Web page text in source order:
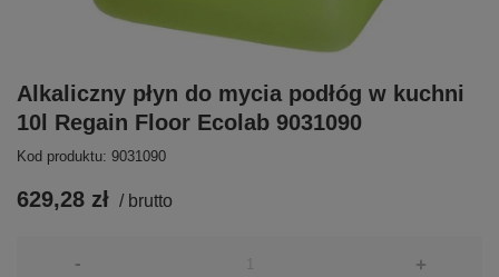
Alkaliczny płyn do mycia podłóg w kuchni
10l Regain Floor Ecolab 9031090
Kod produktu: 9031090
629,28 zł / brutto
- +